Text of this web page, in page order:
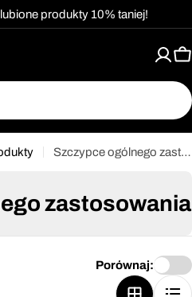
produkty 10% taniej!
Szczypce ogólnego zastosowania
zastosowania
Porównaj: